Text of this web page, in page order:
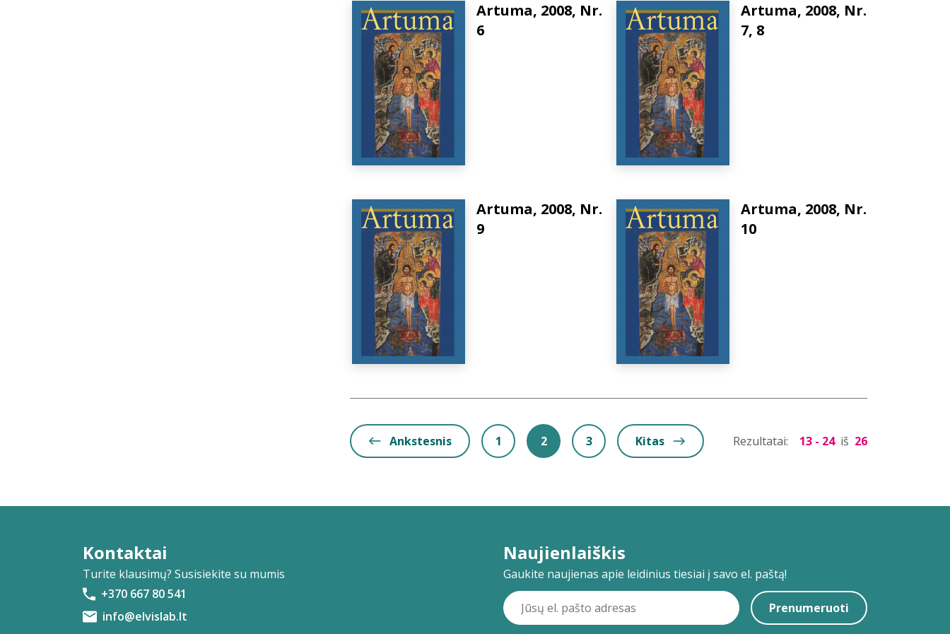
Artuma, 2008, Nr.
6
Artuma, 2008, Nr.
7, 8
Artuma, 2008, Nr.
9
Artuma, 2008, Nr.
10
Ankstesnis 1 2 3 Kitas Rezultatai: 13 - 24 iš 26
Kontaktai
Turite klausimų? Susisiekite su mumis
+370 667 80 541
info@elvislab.lt
Naujienlaiškis
Gaukite naujienas apie leidinius tiesiai į savo el. paštą!
Prenumeruoti